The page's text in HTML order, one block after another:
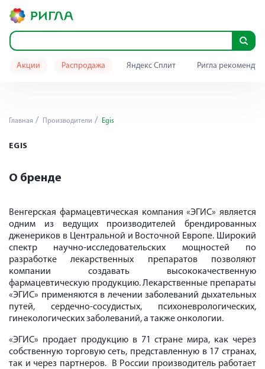
Акции Распродажа Яндекс Сплит Ригла
Главная Производители Egis
EGIS
О бренде
Венгерская фармацевтическая компания «ЭГИС» является
одним из ведущих производителей брендированных
дженериков в Центральной и Восточной Европе. Широкий
спектр научно-исследовательских мощностей по
разработке лекарственных препаратов позволяют
компании создавать высококачественную
фармацевтическую продукцию. Лекарственные препараты
«ЭГИС» применяются в лечении заболеваний дыхательных
путей, сердечно-сосудистых, психоневрологических,
гинекологических заболеваний, а также онкологии.
«ЭГИС» продает продукцию в 71 стране мира, как через
собственную торговую сеть, представленную в 17 странах,
так и через партнеров. В России производитель работает